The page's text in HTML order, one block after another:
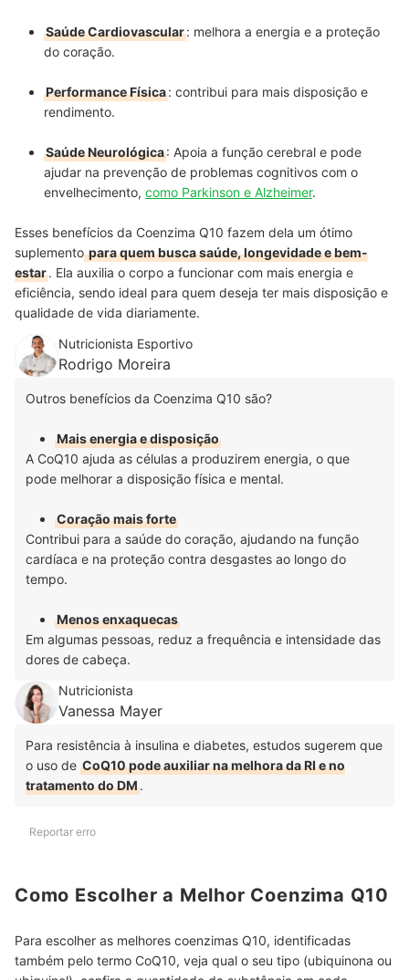
Saúde Cardiovascular: melhora a energia e a proteção
do coração.
Performance Física: contribui para mais disposição e
rendimento.
Saúde Neurológica: Apoia a função cerebral e pode
ajudar na prevenção de problemas cognitivos com o
envelhecimento, como Parkinson e Alzheimer.
Esses benefícios da Coenzima Q10 fazem dela um ótimo
suplementopara quem busca saúde, longevidade e bem-
estar. Ela auxilia o corpo a funcionar com mais energia e
eficiência, sendo ideal para quem deseja ter mais disposição e
qualidade de vida diariamente.
Nutricionista Esportivo
Rodrigo Moreira
Outros benefícios da Coenzima Q10 são?
Mais energia e disposição
A CoQ10 ajuda as células a produzirem energia, o que
pode melhorar a disposição física e mental.
Coração mais forte
Contribui para a saúde do coração, ajudando na função
cardíaca e na proteção contra desgastes ao longo do
tempo.
Menos enxaquecas
Em algumas pessoas, reduz a frequência e intensidade das
dores de cabeça.
Nutricionista
Vanessa Mayer
Para resistência à insulina e diabetes, estudos sugerem que
o uso de CoQ10 pode auxiliar na melhora da RI e no
tratamento do DM.
Reportar erro
Como Escolher a Melhor Coenzima Q10
Para escolher as melhores coenzimas Q10, identificadas
também pelo termo CoQ10, veja qual o seu tipo (ubiquinona ou